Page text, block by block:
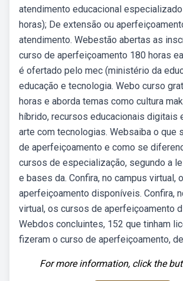
atendimento educacional
horas); De extensão ou
atendimento. Webestão abertas as
curso de aperfeiçoamento 180 horas
é ofertado pelo mec (ministério da
educação e tecnologia. Webo curso
horas e aborda temas como cultura
híbrido, recursos educacionais digitais
arte com tecnologias. Websaiba o que
de aperfeiçoamento e como se
cursos de especialização, segundo a
e bases da. Confira, no campus virtual,
aperfeiçoamento disponíveis. Confira,
virtual, os cursos de aperfeiçoamento
Webdos concluintes, 152 que tinham
fizeram o curso de aperfeiçoamento,
For more information, click the